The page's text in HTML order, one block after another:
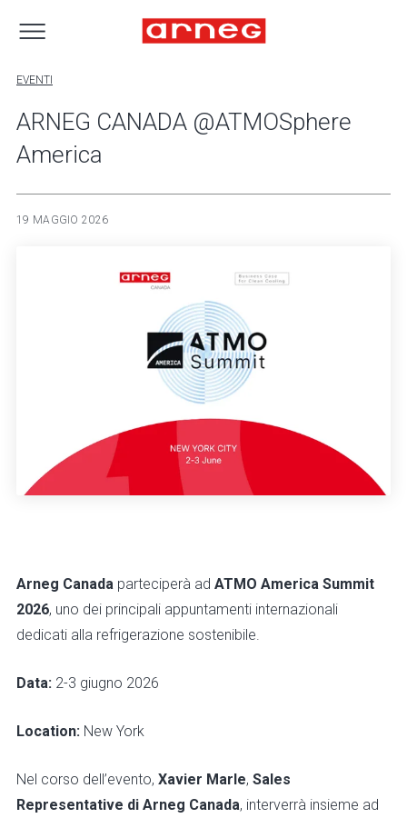
EVENTI
ARNEG CANADA @ATMOSphere
America
19 MAGGIO 2026
Arneg Canada parteciperà ad ATMO America Summit
2026, uno dei principali appuntamenti internazionali
dedicati alla refrigerazione sostenibile.
Data: 2-3 giugno 2026
Location: New York
Nel corso dell’evento, Xavier Marle, Sales
Representative di Arneg Canada, interverrà insieme ad